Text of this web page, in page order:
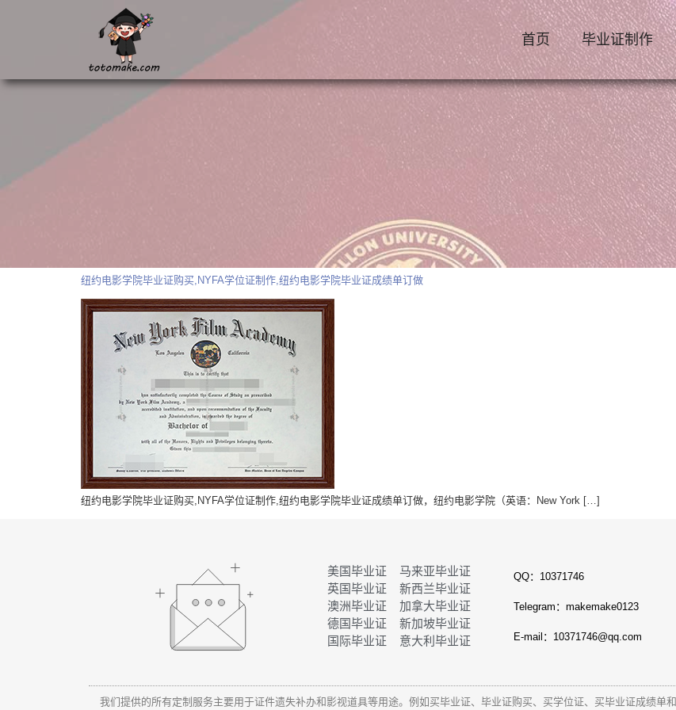
首页 毕业证制作
纽约电影学院毕业证购买,NYFA学位证制作,纽约电影学院毕业证成绩单订做
纽约电影学院毕业证购买,NYFA学位证制作,纽约电影学院毕业证成绩单订做，纽约电影学院（英语：New York […]
美国毕业证
马来亚毕业证
英国毕业证
新西兰毕业证
澳洲毕业证
加拿大毕业证
德国毕业证
新加坡毕业证
国际毕业证
意大利毕业证
QQ：10371746
Telegram：makemake0123
E-mail：10371746@qq.com
我们提供的所有定制服务主要用于证件遗失补办和影视道具等用途。例如买毕业证、毕业证购买、买学位证、买毕业证成绩单和